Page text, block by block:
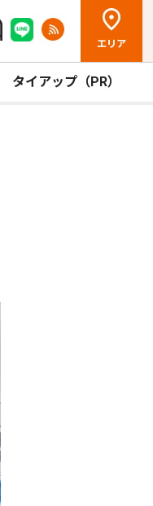
エリア
タイアップ（PR）